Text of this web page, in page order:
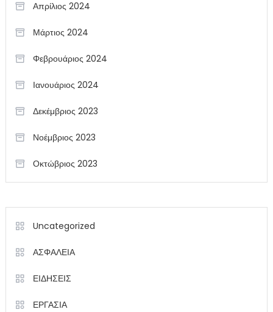
Απρίλιος 2024
Μάρτιος 2024
Φεβρουάριος 2024
Ιανουάριος 2024
Δεκέμβριος 2023
Νοέμβριος 2023
Οκτώβριος 2023
Uncategorized
ΑΣΦΑΛΕΙΑ
ΕΙΔΗΣΕΙΣ
ΕΡΓΑΣΙΑ